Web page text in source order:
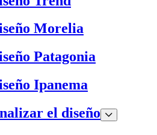
Morelia
Patagonia
Ipanema
el diseño